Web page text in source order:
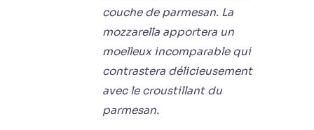
couche de parmesan. La
mozzarella apportera un
moelleux incomparable qui
contrastera délicieusement
avec le croustillant du
parmesan.